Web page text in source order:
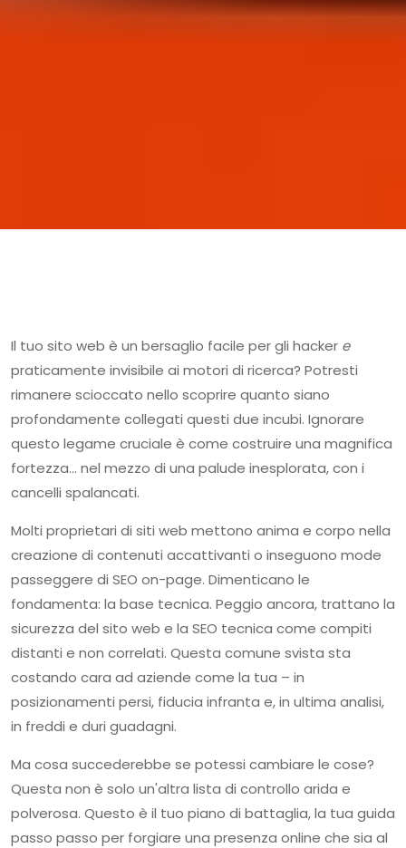
Il tuo sito web è un bersaglio facile per gli hacker e
praticamente invisibile ai motori di ricerca? Potresti
rimanere scioccato nello scoprire quanto siano
profondamente collegati questi due incubi. Ignorare
questo legame cruciale è come costruire una magnifica
fortezza... nel mezzo di una palude inesplorata, con i
cancelli spalancati.
Molti proprietari di siti web mettono anima e corpo nella
creazione di contenuti accattivanti o inseguono mode
passeggere di SEO on-page. Dimenticano le
fondamenta: la base tecnica. Peggio ancora, trattano la
sicurezza del sito web e la SEO tecnica come compiti
distanti e non correlati. Questa comune svista sta
costando cara ad aziende come la tua – in
posizionamenti persi, fiducia infranta e, in ultima analisi,
in freddi e duri guadagni.
Ma cosa succederebbe se potessi cambiare le cose?
Questa non è solo un'altra lista di controllo arida e
polverosa. Questo è il tuo piano di battaglia, la tua guida
passo passo per forgiare una presenza online che sia al